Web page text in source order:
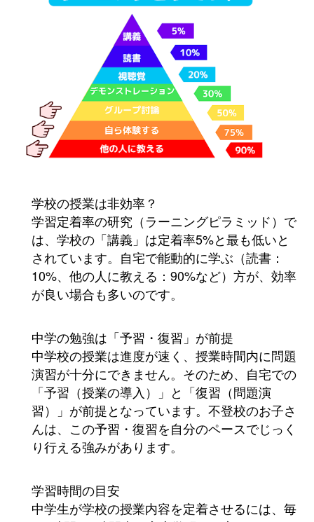
学校の授業は非効率？
学習定着率の研究（ラーニングピラミッド）で
は、学校の「講義」は定着率5%と最も低いと
されています。自宅で能動的に学ぶ（読書：
10%、他の人に教える：90%など）方が、効率
が良い場合も多いのです。
中学の勉強は「予習・復習」が前提
中学校の授業は進度が速く、授業時間内に問題
演習が十分にできません。そのため、自宅での
「予習（授業の導入）」と「復習（問題演
習）」が前提となっています。不登校のお子さ
んは、この予習・復習を自分のペースでじっく
り行える強みがあります。
学習時間の目安
中学生が学校の授業内容を定着させるには、毎